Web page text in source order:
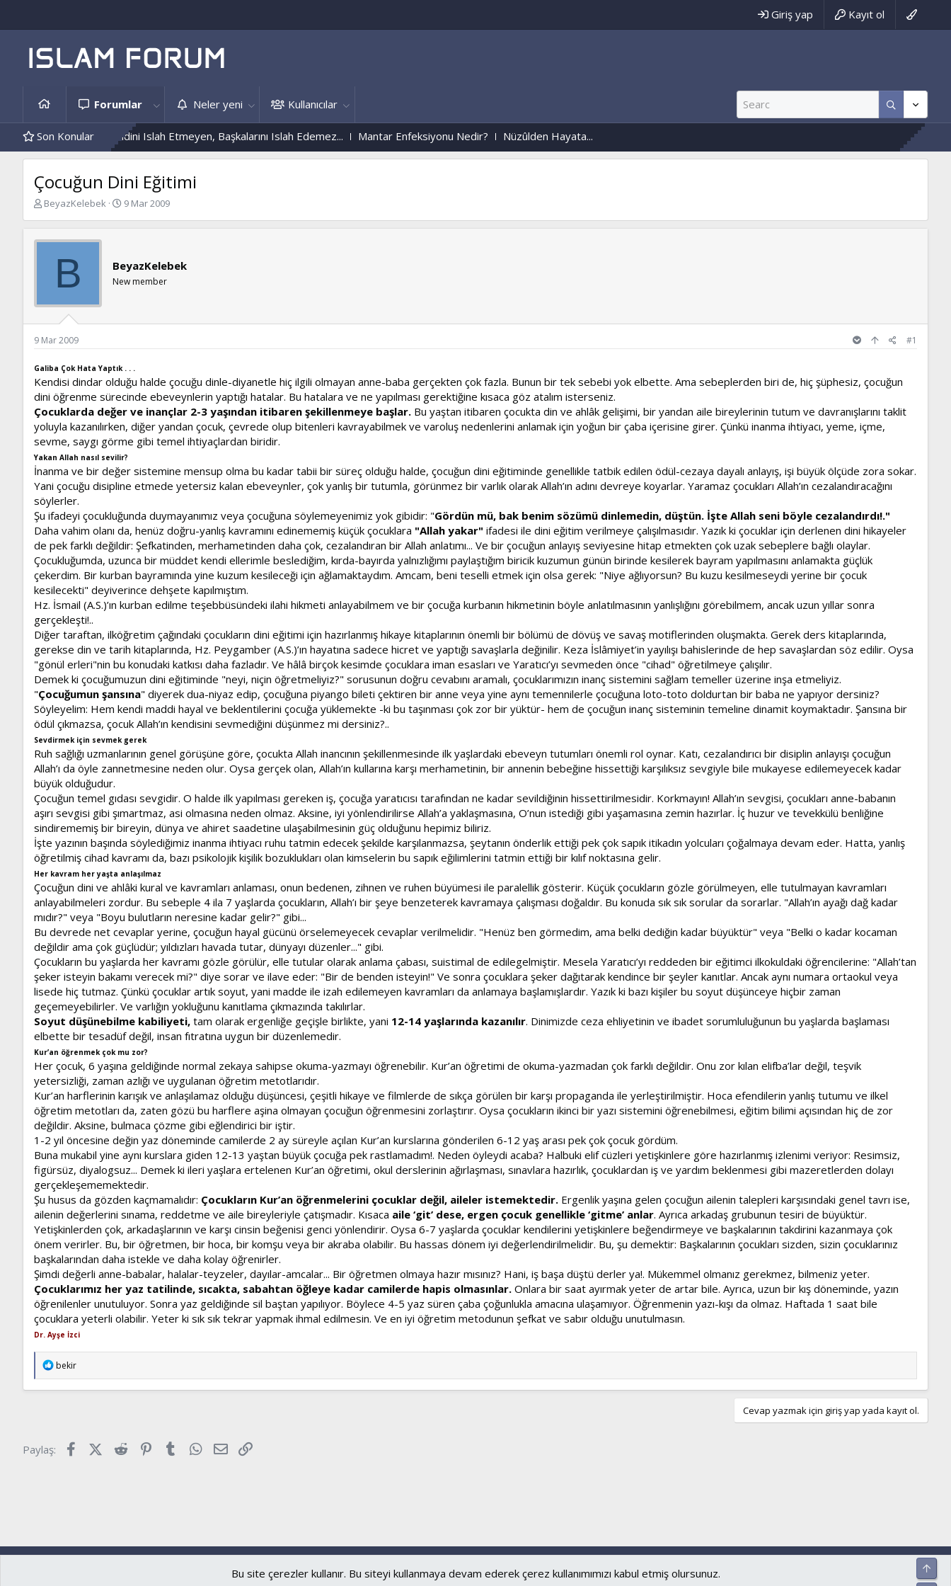
Giriş yap Kayıt ol
Forumlar Neler yeni Kullanıcılar
Son Konular
Örnekleri Kendini Islah Etmeyen, Başkalarını Islah Edemez... Mantar Enfeksiyonu Nedir? Nüzûlden Hayata...
Çocuğun Dini Eğitimi
K
b
a
a
a
n
BeyazKelebek
B
n
g
h
i
9 Mar 2009
B BeyazKelebek
New member
9 Mar 2009 #1
Galiba Çok Hata Yaptık . . .
Kendisi dindar olduğu halde çocuğu dinle-diyanetle hiç ilgili olmayan anne-baba gerçekten çok fazla. Bunun bir tek sebebi yok elbette. Ama sebeplerden biri de, hiç şüphesiz, çocuğun
dini öğrenme sürecinde ebeveynlerin yaptığı hatalar. Bu hatalara ve ne yapılması gerektiğine kısaca göz atalım isterseniz.
Çocuklarda değer ve inançlar 2-3 yaşından itibaren şekillenmeye başlar. Bu yaştan itibaren çocukta din ve ahlâk gelişimi, bir yandan aile bireylerinin tutum ve davranışlarını taklit
yoluyla kazanılırken, diğer yandan çocuk, çevrede olup bitenleri kavrayabilmek ve varoluş nedenlerini anlamak için yoğun bir çaba içerisine girer. Çünkü inanma ihtiyacı, yeme, içme,
sevme, saygı görme gibi temel ihtiyaçlardan biridir.
Yakan Allah nasıl sevilir?
İnanma ve bir değer sistemine mensup olma bu kadar tabii bir süreç olduğu halde, çocuğun dini eğitiminde genellikle tatbik edilen ödül-cezaya dayalı anlayış, işi büyük ölçüde zora sokar.
Yani çocuğu disipline etmede yetersiz kalan ebeveynler, çok yanlış bir tutumla, görünmez bir varlık olarak Allah’ın adını devreye koyarlar. Yaramaz çocukları Allah’ın cezalandıracağını
söylerler.
Şu ifadeyi çocukluğunda duymayanımız veya çocuğuna söylemeyenimiz yok gibidir: "Gördün mü, bak benim sözümü dinlemedin, düştün. İşte Allah seni böyle cezalandırdı!."
Daha vahim olanı da, henüz doğru-yanlış kavramını edinememiş küçük çocuklara "Allah yakar" ifadesi ile dini eğitim verilmeye çalışılmasıdır. Yazık ki çocuklar için derlenen dini hikayeler
de pek farklı değildir: Şefkatinden, merhametinden daha çok, cezalandıran bir Allah anlatımı... Ve bir çocuğun anlayış seviyesine hitap etmekten çok uzak sebeplere bağlı olaylar.
Çocukluğumda, uzunca bir müddet kendi ellerimle beslediğim, kırda-bayırda yalnızlığımı paylaştığım biricik kuzumun günün birinde kesilerek bayram yapılmasını anlamakta güçlük
çekerdim. Bir kurban bayramında yine kuzum kesileceği için ağlamaktaydım. Amcam, beni teselli etmek için olsa gerek: "Niye ağlıyorsun? Bu kuzu kesilmeseydi yerine bir çocuk
kesilecekti" deyiverince dehşete kapılmıştım.
Hz. İsmail (A.S.)’ın kurban edilme teşebbüsündeki ilahi hikmeti anlayabilmem ve bir çocuğa kurbanın hikmetinin böyle anlatılmasının yanlışlığını görebilmem, ancak uzun yıllar sonra
gerçekleşti!..
Diğer taraftan, ilköğretim çağındaki çocukların dini eğitimi için hazırlanmış hikaye kitaplarının önemli bir bölümü de dövüş ve savaş motiflerinden oluşmakta. Gerek ders kitaplarında,
gerekse din ve tarih kitaplarında, Hz. Peygamber (A.S.)’ın hayatına sadece hicret ve yaptığı savaşlarla değinilir. Keza İslâmiyet’in yayılışı bahislerinde de hep savaşlardan söz edilir. Oysa
"gönül erleri"nin bu konudaki katkısı daha fazladır. Ve hâlâ birçok kesimde çocuklara iman esasları ve Yaratıcı’yı sevmeden önce "cihad" öğretilmeye çalışılır.
Demek ki çocuğumuzun dini eğitiminde "neyi, niçin öğretmeliyiz?" sorusunun doğru cevabını aramalı, çocuklarımızın inanç sistemini sağlam temeller üzerine inşa etmeliyiz.
"Çocuğumun şansına" diyerek dua-niyaz edip, çocuğuna piyango bileti çektiren bir anne veya yine aynı temennilerle çocuğuna loto-toto doldurtan bir baba ne yapıyor dersiniz?
Söyleyelim: Hem kendi maddi hayal ve beklentilerini çocuğa yüklemekte -ki bu taşınması çok zor bir yüktür- hem de çocuğun inanç sisteminin temeline dinamit koymaktadır. Şansına bir
ödül çıkmazsa, çocuk Allah’ın kendisini sevmediğini düşünmez mi dersiniz?..
Sevdirmek için sevmek gerek
Ruh sağlığı uzmanlarının genel görüşüne göre, çocukta Allah inancının şekillenmesinde ilk yaşlardaki ebeveyn tutumları önemli rol oynar. Katı, cezalandırıcı bir disiplin anlayışı çocuğun
Allah’ı da öyle zannetmesine neden olur. Oysa gerçek olan, Allah’ın kullarına karşı merhametinin, bir annenin bebeğine hissettiği karşılıksız sevgiyle bile mukayese edilemeyecek kadar
büyük olduğudur.
Çocuğun temel gıdası sevgidir. O halde ilk yapılması gereken iş, çocuğa yaratıcısı tarafından ne kadar sevildiğinin hissettirilmesidir. Korkmayın! Allah’ın sevgisi, çocukları anne-babanın
aşırı sevgisi gibi şımartmaz, asi olmasına neden olmaz. Aksine, iyi yönlendirilirse Allah’a yaklaşmasına, O’nun istediği gibi yaşamasına zemin hazırlar. İç huzur ve tevekkülü benliğine
sindirememiş bir bireyin, dünya ve ahiret saadetine ulaşabilmesinin güç olduğunu hepimiz biliriz.
İşte yazının başında söylediğimiz inanma ihtiyacı ruhu tatmin edecek şekilde karşılanmazsa, şeytanın önderlik ettiği pek çok sapık itikadın yolcuları çoğalmaya devam eder. Hatta, yanlış
öğretilmiş cihad kavramı da, bazı psikolojik kişilik bozuklukları olan kimselerin bu sapık eğilimlerini tatmin ettiği bir kılıf noktasına gelir.
Her kavram her yaşta anlaşılmaz
Çocuğun dini ve ahlâki kural ve kavramları anlaması, onun bedenen, zihnen ve ruhen büyümesi ile paralellik gösterir. Küçük çocukların gözle görülmeyen, elle tutulmayan kavramları
anlayabilmeleri zordur. Bu sebeple 4 ila 7 yaşlarda çocukların, Allah’ı bir şeye benzeterek kavramaya çalışması doğaldır. Bu konuda sık sık sorular da sorarlar. "Allah’ın ayağı dağ kadar
mıdır?" veya "Boyu bulutların neresine kadar gelir?" gibi...
Bu devrede net cevaplar yerine, çocuğun hayal gücünü örselemeyecek cevaplar verilmelidir. "Henüz ben görmedim, ama belki dediğin kadar büyüktür" veya "Belki o kadar kocaman
değildir ama çok güçlüdür; yıldızları havada tutar, dünyayı düzenler..." gibi.
Çocukların bu yaşlarda her kavramı gözle görülür, elle tutular olarak anlama çabası, suistimal de edilegelmiştir. Mesela Yaratıcı’yı reddeden bir eğitimci ilkokuldaki öğrencilerine: "Allah’tan
şeker isteyin bakamı verecek mi?" diye sorar ve ilave eder: "Bir de benden isteyin!" Ve sonra çocuklara şeker dağıtarak kendince bir şeyler kanıtlar. Ancak aynı numara ortaokul veya
lisede hiç tutmaz. Çünkü çocuklar artık soyut, yani madde ile izah edilemeyen kavramları da anlamaya başlamışlardır. Yazık ki bazı kişiler bu soyut düşünceye hiçbir zaman
geçemeyebilirler. Ve varlığın yokluğunu kanıtlama çıkmazında takılırlar.
Soyut düşünebilme kabiliyeti, tam olarak ergenliğe geçişle birlikte, yani 12-14 yaşlarında kazanılır. Dinimizde ceza ehliyetinin ve ibadet sorumluluğunun bu yaşlarda başlaması
elbette bir tesadüf değil, insan fıtratına uygun bir düzenlemedir.
Kur’an öğrenmek çok mu zor?
Her çocuk, 6 yaşına geldiğinde normal zekaya sahipse okuma-yazmayı öğrenebilir. Kur’an öğretimi de okuma-yazmadan çok farklı değildir. Onu zor kılan elifba’lar değil, teşvik
yetersizliği, zaman azlığı ve uygulanan öğretim metotlarıdır.
Kur’an harflerinin karışık ve anlaşılamaz olduğu düşüncesi, çeşitli hikaye ve filmlerde de sıkça görülen bir karşı propaganda ile yerleştirilmiştir. Hoca efendilerin yanlış tutumu ve ilkel
öğretim metotları da, zaten gözü bu harflere aşina olmayan çocuğun öğrenmesini zorlaştırır. Oysa çocukların ikinci bir yazı sistemini öğrenebilmesi, eğitim bilimi açısından hiç de zor
değildir. Aksine, bulmaca çözme gibi eğlendirici bir iştir.
1-2 yıl öncesine değin yaz döneminde camilerde 2 ay süreyle açılan Kur’an kurslarına gönderilen 6-12 yaş arası pek çok çocuk gördüm.
Buna mukabil yine aynı kurslara giden 12-13 yaştan büyük çocuğa pek rastlamadım!. Neden öyleydi acaba? Halbuki elif cüzleri yetişkinlere göre hazırlanmış izlenimi veriyor: Resimsiz,
figürsüz, diyalogsuz... Demek ki ileri yaşlara ertelenen Kur’an öğretimi, okul derslerinin ağırlaşması, sınavlara hazırlık, çocuklardan iş ve yardım beklenmesi gibi mazeretlerden dolayı
gerçekleşememektedir.
Şu husus da gözden kaçmamalıdır: Çocukların Kur’an öğrenmelerini çocuklar değil, aileler istemektedir. Ergenlik yaşına gelen çocuğun ailenin talepleri karşısındaki genel tavrı ise,
ailenin değerlerini sınama, reddetme ve aile bireyleriyle çatışmadır. Kısaca aile ‘git’ dese, ergen çocuk genellikle ‘gitme’ anlar. Ayrıca arkadaş grubunun tesiri de büyüktür.
Yetişkinlerden çok, arkadaşlarının ve karşı cinsin beğenisi genci yönlendirir. Oysa 6-7 yaşlarda çocuklar kendilerini yetişkinlere beğendirmeye ve başkalarının takdirini kazanmaya çok
önem verirler. Bu, bir öğretmen, bir hoca, bir komşu veya bir akraba olabilir. Bu hassas dönem iyi değerlendirilmelidir. Bu, şu demektir: Başkalarının çocukları sizden, sizin çocuklarınız
başkalarından daha istekle ve daha kolay öğrenirler.
Şimdi değerli anne-babalar, halalar-teyzeler, dayılar-amcalar... Bir öğretmen olmaya hazır mısınız? Hani, iş başa düştü derler ya!. Mükemmel olmanız gerekmez, bilmeniz yeter.
Çocuklarımız her yaz tatilinde, sıcakta, sabahtan öğleye kadar camilerde hapis olmasınlar. Onlara bir saat ayırmak yeter de artar bile. Ayrıca, uzun bir kış döneminde, yazın
öğrenilenler unutuluyor. Sonra yaz geldiğinde sil baştan yapılıyor. Böylece 4-5 yaz süren çaba çoğunlukla amacına ulaşamıyor. Öğrenmenin yazı-kışı da olmaz. Haftada 1 saat bile
çocuklara yeterli olabilir. Yeter ki sık sık tekrar yapmak ihmal edilmesin. Ve en iyi öğretim metodunun şefkat ve sabır olduğu unutulmasın.
Dr. Ayşe İzci
T
bekir
Cevap yazmak için giriş yap yada kayıt ol.
Paylaş: FacebookX (Twitter)
Reddit PinterestTumblrWhatsApp
E-posta
R
S
Bu site çerezler kullanır. Bu siteyi kullanmaya devam ederek çerez kullanımımızı kabul etmiş olursunuz. Üst